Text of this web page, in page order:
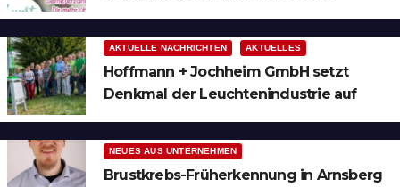
AKTUELLE NACHRICHTEN AKTUELLES
Hoffmann + Jochheim GmbH setzt
Denkmal der Leuchtenindustrie auf
NEUES AUS UNTERNEHMEN
Brustkrebs-Früherkennung in Arnsberg